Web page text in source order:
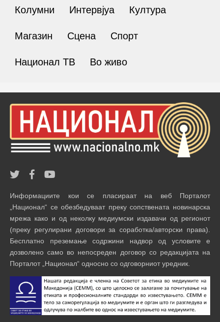
Колумни Интервјуа Култура
Магазин Сцена Спорт
Национал ТВ Во живо
Информациите кои се пласираат на веб Порталот
„Национал“ се обезбедуваат преку сопствената новинарска
мрежа како и од неколку медиумски издавачи од регионот
(преку регулирани договори за соработка/авторски права).
Бесплатно преземање содржини надвор од условите е
дозволено само во непосреден договор со редакцијата на
Порталот „Национал“ односно со одговорниот уредник.